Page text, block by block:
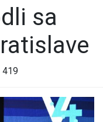
sa
419